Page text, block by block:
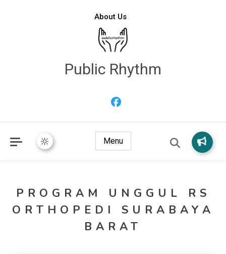
About Us
Public Rhythm
Menu
PROGRAM UNGGUL RS
ORTHOPEDI SURABAYA
BARAT